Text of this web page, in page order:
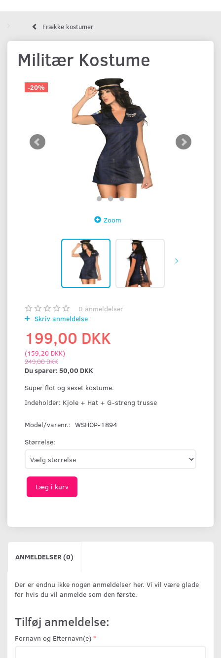
Frække kostumer
Militær Kostume
-20%
Zoom
0 anmeldelser
Skriv anmeldelse
199,00 DKK
(159,20 DKK)
249,00 DKK
Du sparer: 50,00 DKK
Super flot og sexet kostume.
Indeholder: Kjole + Hat + G-streng trusse
Model/varenr.: WSHOP-1894
Størrelse:
Læg i kurv
ANMELDELSER (0)
Der er endnu ikke nogen anmeldelser her. Vi vil være glade
for hvis du vil anmelde som den første.
Tilføj anmeldelse:
Fornavn og Efternavn(e)